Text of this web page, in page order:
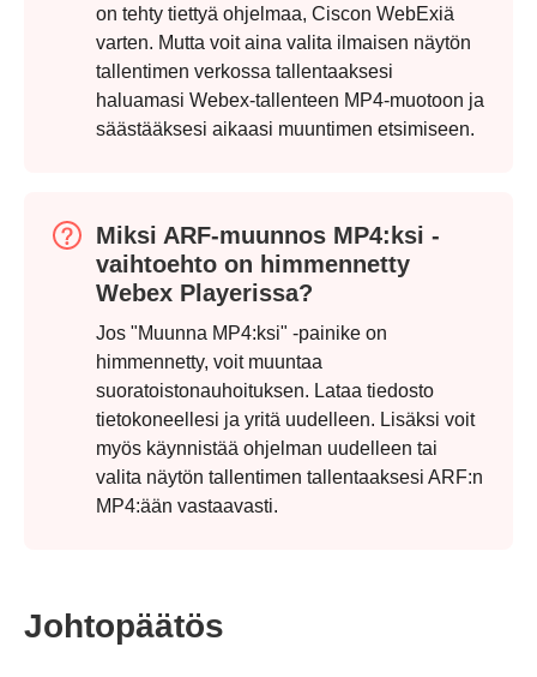
on tehty tiettyä ohjelmaa, Ciscon WebExiä
varten. Mutta voit aina valita ilmaisen näytön
tallentimen verkossa tallentaaksesi
haluamasi Webex-tallenteen MP4-muotoon ja
säästääksesi aikaasi muuntimen etsimiseen.
Miksi ARF-muunnos MP4:ksi -
vaihtoehto on himmennetty
Webex Playerissa?
Jos "Muunna MP4:ksi" -painike on
himmennetty, voit muuntaa
suoratoistonauhoituksen. Lataa tiedosto
tietokoneellesi ja yritä uudelleen. Lisäksi voit
myös käynnistää ohjelman uudelleen tai
valita näytön tallentimen tallentaaksesi ARF:n
MP4:ään vastaavasti.
Johtopäätös